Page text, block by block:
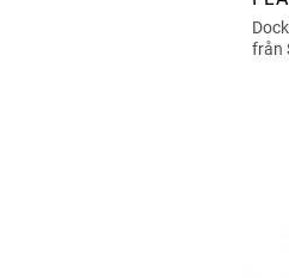
från